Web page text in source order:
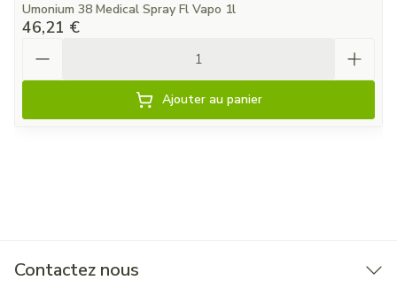
Umonium 38 Medical Spray Fl Vapo 1l
46,21 €
Ajouter au panier
Contactez nous